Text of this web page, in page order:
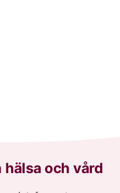
och vård